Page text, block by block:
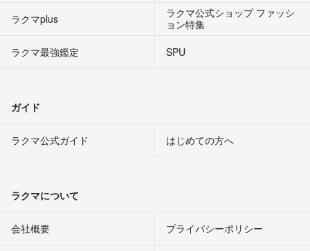
ラクマplus
ラクマ公式ショップ ファッシ
ョン特集
ラクマ最強鑑定
SPU
ガイド
ラクマ公式ガイド はじめての方へ
ラクマについて
会社概要 プライバシーポリシー